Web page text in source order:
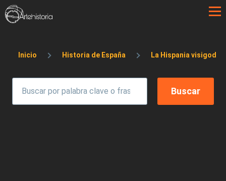
Pasar al contenido principal
Sobrescribir enlaces de ayuda a la
Inicio Historia de España La Hispania visigoda